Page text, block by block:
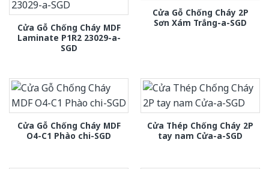
Cửa Gỗ Chống Cháy MDF
Laminate P1R2 23029-a-
SGD
Cửa Gỗ Chống Cháy 2P
Sơn Xám Trắng-a-SGD
Cửa Gỗ Chống Cháy MDF
O4-C1 Phào chi-SGD
Cửa Thép Chống Cháy 2P
tay nam Cửa-a-SGD